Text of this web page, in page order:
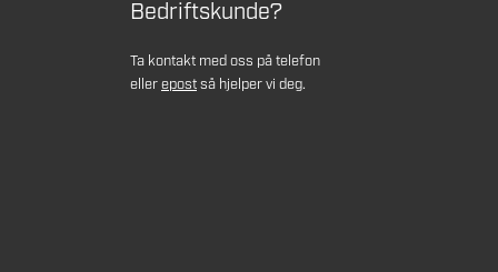
Bedriftskunde?
Ta kontakt med oss på telefon
ellerepostså hjelper vi deg.